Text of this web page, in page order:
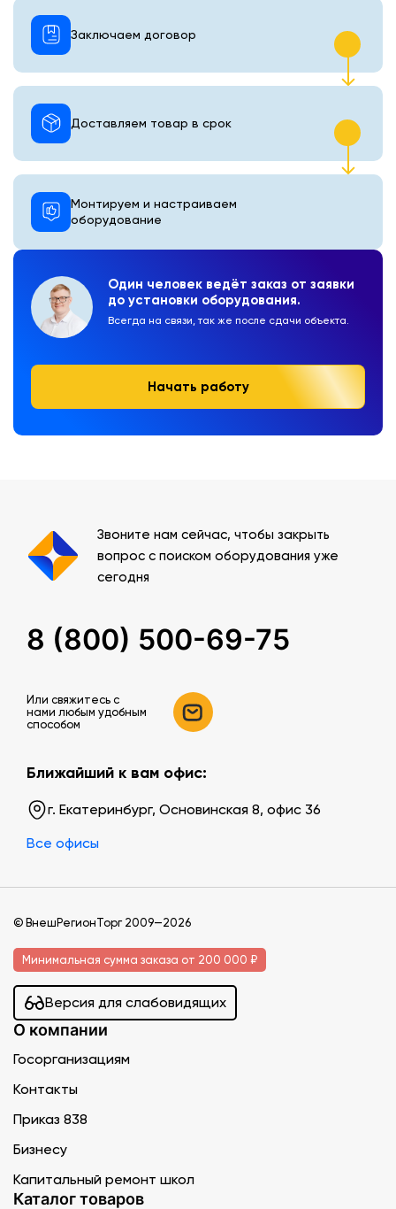
Один человек ведёт заказ от заявки
до установки оборудования.
Всегда на связи, так же после сдачи объекта.
Начать работу
Монтируем и настраиваем
оборудование
Доставляем товар в срок
Заключаем договор
Звоните нам сейчас, чтобы закрыть
вопрос с поиском оборудования уже
сегодня
8 (800) 500-69-75
Или свяжитесь c
нами любым удобным
способом
Ближайший к вам офис:
г. Екатеринбург, Основинская 8, офис 36
Все офисы
© ВнешРегионТорг 2009—2026
Минимальная сумма заказа от 200 000 ₽
Версия для слабовидящих
О компании
Госорганизациям
Контакты
Приказ 838
Бизнесу
Капитальный ремонт школ
Каталог товаров